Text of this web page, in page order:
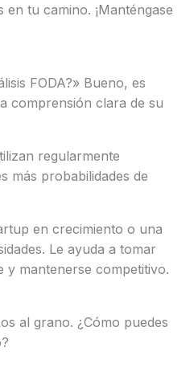
tu camino. ¡Manténgase
FODA?» Bueno, es
comprensión clara de su
regularmente
más probabilidades de
en crecimiento o una
Le ayuda a tomar
y mantenerse competitivo.
al grano. ¿Cómo puedes